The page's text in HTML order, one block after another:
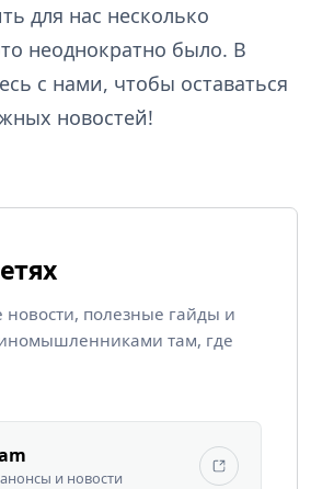
для нас несколько
неоднократно было. В
с нами, чтобы оставаться
новостей!
новости, полезные гайды и
там, где
и новости